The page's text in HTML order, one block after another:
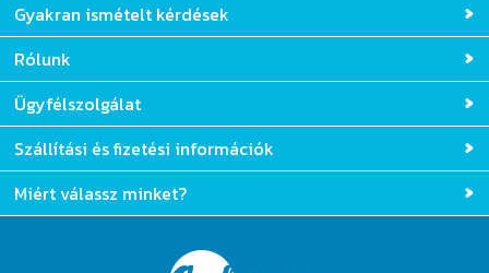
Gyakran ismételt kérdések
Rólunk
Ügyfélszolgálat
Szállítási és fizetési információk
Miért válassz minket?